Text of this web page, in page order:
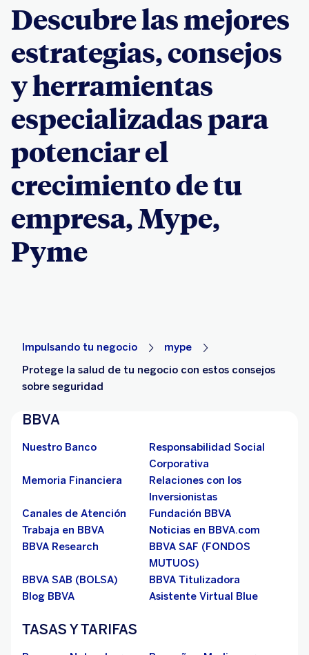
Descubre las mejores
estrategias, consejos
y herramientas
especializadas para
potenciar el
crecimiento de tu
empresa, Mype,
Pyme
Impulsando tu negocio
mype
Protege la salud de tu negocio con estos consejos
sobre seguridad
BBVA
Nuestro Banco
Responsabilidad Social
Corporativa
Memoria Financiera
Relaciones con los
Inversionistas
Canales de Atención
Fundación BBVA
Trabaja en BBVA
Noticias en BBVA.com
BBVA Research
BBVA SAF (FONDOS
MUTUOS)
BBVA SAB (BOLSA)
BBVA Titulizadora
Blog BBVA
Asistente Virtual Blue
TASAS Y TARIFAS